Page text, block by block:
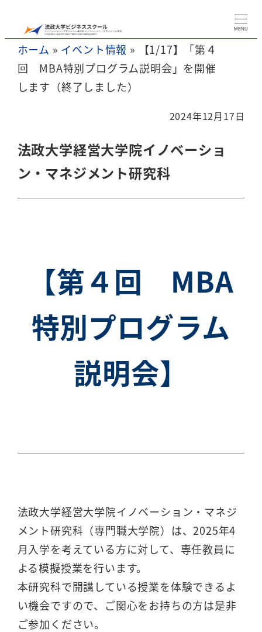
MENU
ホーム » イベント情報 » 【1/17】「第４
回 MBA特別プログラム説明会」を開催
します（終了しました）
2024年12月17日
法政大学経営大学院イノベーショ
ン・マネジメント研究科
【第４回 MBA
特別プログラム
説明会】
法政大学経営大学院イノベーション・マネジ
メント研究科（専門職大学院）は、2025年4
月入学を考えている方に対して、専任教員に
よる模擬授業を行います。
本研究科で開講している授業を体験できるよ
い機会ですので、ご関心をお持ちの方は是非
ご参加ください。